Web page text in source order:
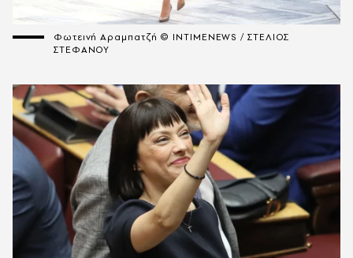
Φωτεινή Αραμπατζή © INTIMENEWS / ΣΤΕΛΙΟΣ
ΣΤΕΦΑΝΟΥ